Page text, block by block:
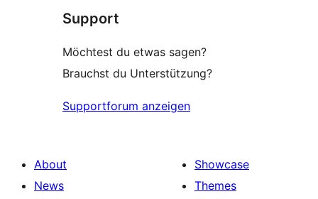
Support
Möchtest du etwas sagen?
Brauchst du Unterstützung?
Supportforum anzeigen
About
News
Showcase
Themes